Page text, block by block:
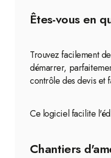
Êtes-vous en
Trouvez facilement
démarrer,
contrôle des devis et
Ce logiciel facilite
Chantiers